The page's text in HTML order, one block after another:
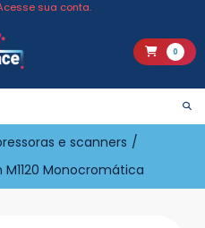
sua conta.
0
e scanners /
M1120 Monocromática